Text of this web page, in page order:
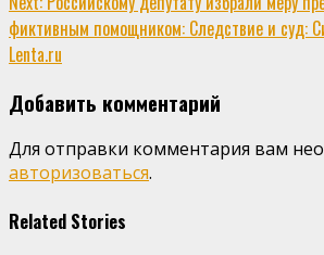
фиктивным помощником: Следствие и суд:
Lenta.ru
Добавить комментарий
Для отправки комментария вам
авторизоваться.
Related Stories